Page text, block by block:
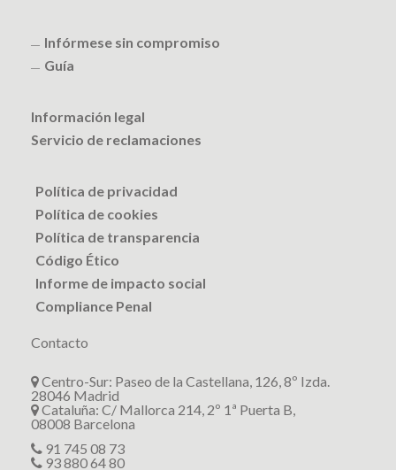
Infórmese sin compromiso
Guía
Información legal
Servicio de reclamaciones
Política de privacidad
Política de cookies
Política de transparencia
Código Ético
Informe de impacto social
Compliance Penal
Contacto
Centro-Sur: Paseo de la Castellana, 126, 8º Izda.
28046 Madrid
Cataluña: C/ Mallorca 214, 2º 1ª Puerta B,
08008 Barcelona
91 745 08 73
93 880 64 80